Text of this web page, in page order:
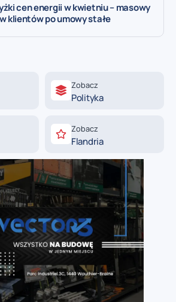
cen energii w kwietniu – masowy
klientów po umowy stałe
Zobacz
Polityka
Zobacz
Flandria